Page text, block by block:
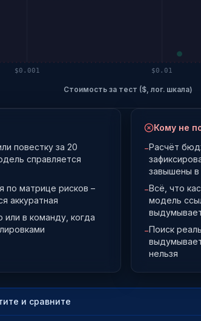
$0.001 $0.01
Стоимость за тест ($, лог. шкала)
повестку за 20
справляется
по матрице рисков –
аккуратная
в команду, когда
Кому не
−Расчёт
завышены в
−Всё, что
модель
−Поиск
нельзя
и сравните